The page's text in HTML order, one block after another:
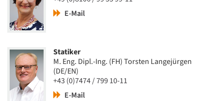
E-Mail
Statiker
M. Eng. Dipl.-Ing. (FH) Torsten Langejürgen
(DE/EN)
+43 (0)7474 / 799 10-11
E-Mail